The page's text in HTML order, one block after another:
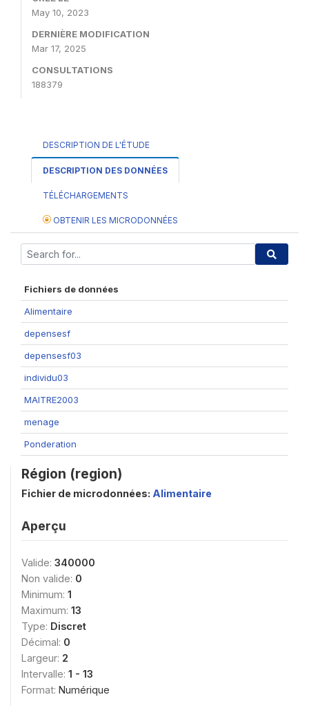
May 10, 2023
DERNIÈRE MODIFICATION
Mar 17, 2025
CONSULTATIONS
188379
DESCRIPTION DE L'ÉTUDE
DESCRIPTION DES DONNÉES
TÉLÉCHARGEMENTS
OBTENIR LES MICRODONNÉES
Fichiers de données
Alimentaire
depensesf
depensesf03
individu03
MAITRE2003
menage
Ponderation
Région (region)
Fichier de microdonnées: Alimentaire
Aperçu
Valide: 340000
Non valide: 0
Minimum: 1
Maximum: 13
Type: Discret
Décimal: 0
Largeur: 2
Intervalle: 1 - 13
Format: Numérique